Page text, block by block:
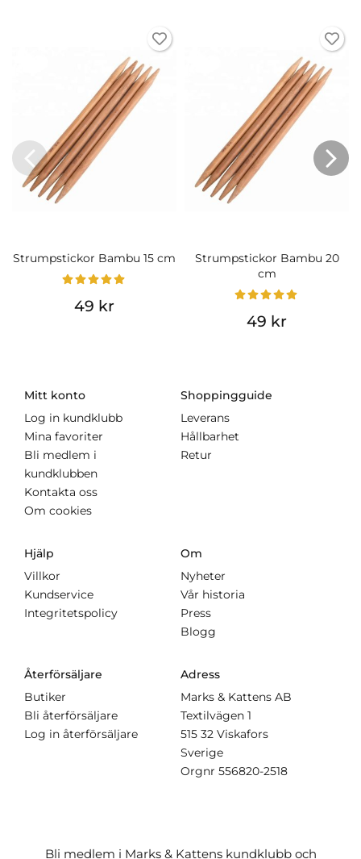
Strumpstickor Bambu 15 cm
49 kr
Strumpstickor Bambu 20
cm
49 kr
Mitt konto
Log in kundklubb
Mina favoriter
Bli medlem i
kundklubben
Kontakta oss
Om cookies
Shoppingguide
Leverans
Hållbarhet
Retur
Hjälp
Villkor
Kundservice
Integritetspolicy
Om
Nyheter
Vår historia
Press
Blogg
Återförsäljare
Butiker
Bli återförsäljare
Log in återförsäljare
Adress
Marks & Kattens AB
Textilvägen 1
515 32 Viskafors
Sverige
Orgnr 556820-2518
Bli medlem i Marks & Kattens kundklubb och